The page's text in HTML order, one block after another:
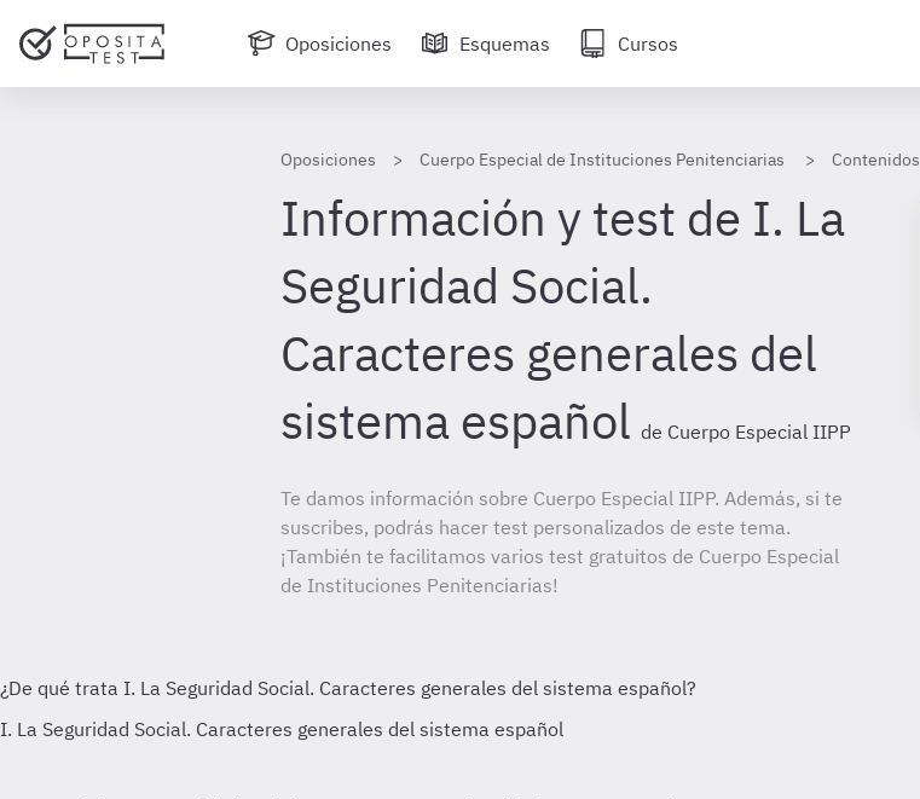
Oposiciones Esquemas Cursos
Oposiciones Cuerpo Especial de Instituciones Penitenciarias Contenidos
Información y test de I. La
Seguridad Social.
Caracteres generales del
sistema español de Cuerpo Especial IIPP
Te damos información sobre Cuerpo Especial IIPP. Además, si te
suscribes, podrás hacer test personalizados de este tema.
¡También te facilitamos varios test gratuitos de Cuerpo Especial
de Instituciones Penitenciarias!